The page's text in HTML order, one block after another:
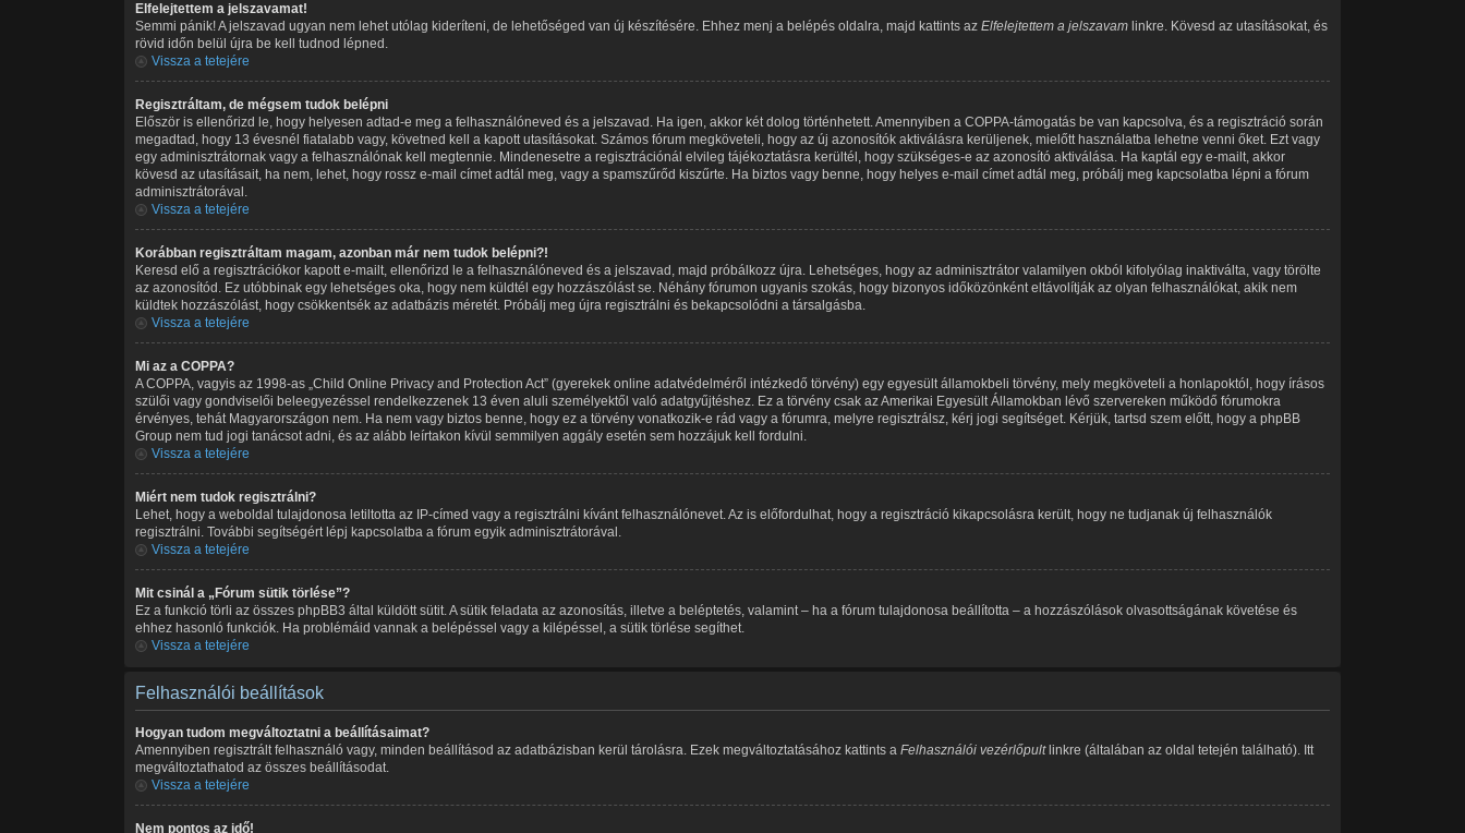
Elfelejtettem a jelszavamat!
Semmi pánik! A jelszavad ugyan nem lehet utólag kideríteni, de lehetőséged van új készítésére. Ehhez menj a belépés oldalra, majd kattints azElfelejtettem a jelszavam linkre. Kövesd az utasításokat, és
rövid időn belül újra be kell tudnod lépned.
Vissza a tetejére
Regisztráltam, de mégsem tudok belépni
Először is ellenőrizd le, hogy helyesen adtad-e meg a felhasználóneved és a jelszavad. Ha igen, akkor két dolog történhetett. Amennyiben a COPPA-támogatás be van kapcsolva, és a regisztráció során
megadtad, hogy 13 évesnél fiatalabb vagy, követned kell a kapott utasításokat. Számos fórum megköveteli, hogy az új azonosítók aktiválásra kerüljenek, mielőtt használatba lehetne venni őket. Ezt vagy
egy adminisztrátornak vagy a felhasználónak kell megtennie. Mindenesetre a regisztrációnál elvileg tájékoztatásra kerültél, hogy szükséges-e az azonosító aktiválása. Ha kaptál egy e-mailt, akkor
kövesd az utasításait, ha nem, lehet, hogy rossz e-mail címet adtál meg, vagy a spamszűrőd kiszűrte. Ha biztos vagy benne, hogy helyes e-mail címet adtál meg, próbálj meg kapcsolatba lépni a fórum
adminisztrátorával.
Vissza a tetejére
Korábban regisztráltam magam, azonban már nem tudok belépni?!
Keresd elő a regisztrációkor kapott e-mailt, ellenőrizd le a felhasználóneved és a jelszavad, majd próbálkozz újra. Lehetséges, hogy az adminisztrátor valamilyen okból kifolyólag inaktiválta, vagy törölte
az azonosítód. Ez utóbbinak egy lehetséges oka, hogy nem küldtél egy hozzászólást se. Néhány fórumon ugyanis szokás, hogy bizonyos időközönként eltávolítják az olyan felhasználókat, akik nem
küldtek hozzászólást, hogy csökkentsék az adatbázis méretét. Próbálj meg újra regisztrálni és bekapcsolódni a társalgásba.
Vissza a tetejére
Mi az a COPPA?
A COPPA, vagyis az 1998-as „Child Online Privacy and Protection Act” (gyerekek online adatvédelméről intézkedő törvény) egy egyesült államokbeli törvény, mely megköveteli a honlapoktól, hogy írásos
szülői vagy gondviselői beleegyezéssel rendelkezzenek 13 éven aluli személyektől való adatgyűjtéshez. Ez a törvény csak az Amerikai Egyesült Államokban lévő szervereken működő fórumokra
érvényes, tehát Magyarországon nem. Ha nem vagy biztos benne, hogy ez a törvény vonatkozik-e rád vagy a fórumra, melyre regisztrálsz, kérj jogi segítséget. Kérjük, tartsd szem előtt, hogy a phpBB
Group nem tud jogi tanácsot adni, és az alább leírtakon kívül semmilyen aggály esetén sem hozzájuk kell fordulni.
Vissza a tetejére
Miért nem tudok regisztrálni?
Lehet, hogy a weboldal tulajdonosa letiltotta az IP-címed vagy a regisztrálni kívánt felhasználónevet. Az is előfordulhat, hogy a regisztráció kikapcsolásra került, hogy ne tudjanak új felhasználók
regisztrálni. További segítségért lépj kapcsolatba a fórum egyik adminisztrátorával.
Vissza a tetejére
Mit csinál a „Fórum sütik törlése”?
Ez a funkció törli az összes phpBB3 által küldött sütit. A sütik feladata az azonosítás, illetve a beléptetés, valamint – ha a fórum tulajdonosa beállította – a hozzászólások olvasottságának követése és
ehhez hasonló funkciók. Ha problémáid vannak a belépéssel vagy a kilépéssel, a sütik törlése segíthet.
Vissza a tetejére
Felhasználói beállítások
Hogyan tudom megváltoztatni a beállításaimat?
Amennyiben regisztrált felhasználó vagy, minden beállításod az adatbázisban kerül tárolásra. Ezek megváltoztatásához kattints aFelhasználói vezérlőpultlinkre (általában az oldal tetején található). Itt
megváltoztathatod az összes beállításodat.
Vissza a tetejére
Nem pontos az idő!